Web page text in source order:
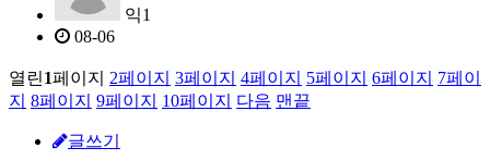
익1
08-06
열린1페이지 2페이지 3페이지 4페이지 5페이지 6페이지 7페이
지 8페이지 9페이지 10페이지 다음 맨끝
글쓰기